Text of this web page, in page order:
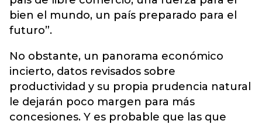
bien el mundo, un país preparado para el
futuro”.
No obstante, un panorama económico
incierto, datos revisados sobre
productividad y su propia prudencia natural
le dejarán poco margen para más
concesiones. Y es probable que las que